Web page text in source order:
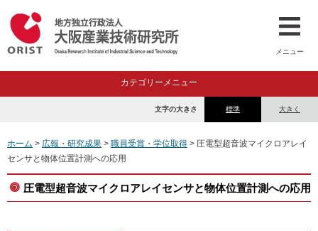
メニュー
カテゴリーメニュー
標準 大きく
文字の大きさ
ホーム > 広報・研究成果 > 職員受賞・学位取得 > 圧電型超音波マイクロアレイ
センサと物体位置計測への応用
圧電型超音波マイクロアレイセンサと物体位置計測への応用